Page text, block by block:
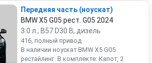
Передняя часть (ноускат)
BMW X5 G05 рест. G05 2024
3.0 л., B57 D30 B, дизель
416, полный привод
В наличии ноускат BMW X5 G05
рестайлинг. В комплекте: Капот, 2